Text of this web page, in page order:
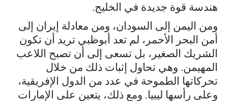
هندسة قوة جديدة في الخليج.
ومن اليمن إلى السودان، ومن معادلة إيران إلى
أمن البحر الأحمر، لم تعد أبوظبي تريد أن تكون
الشريك الصغير، بل تسعى إلى أن تصبح اللاعب
المهيمن. وهي تحاول إثبات ذلك من خلال
تحركاتها الطموحة في عدد من الدول الإفريقية،
وعلى رأسها ليبيا. ومع ذلك، يتعين على الإمارات